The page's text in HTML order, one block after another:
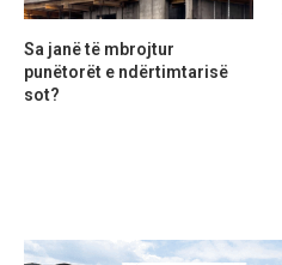
Sa janë të mbrojtur
punëtorët e ndërtimtarisë
sot?